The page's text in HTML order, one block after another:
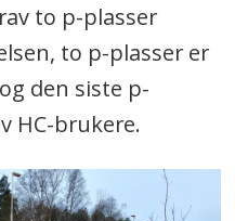
to p-plasser
to p-plasser er
den siste p-
HC-brukere.